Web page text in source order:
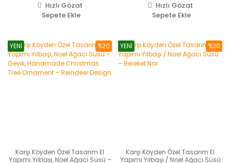
Hızlı Gözat
Sepete Ekle
Hızlı Gözat
Sepete Ekle
YENİ %20
Karşı Köyden Özel Tasarım El
Yapımı Yılbaşı, Noel Ağacı Süsü –
YENİ %20
Karşı Köyden Özel Tasarım El
Yapımı Yılbaşı / Noel Ağacı Süsü